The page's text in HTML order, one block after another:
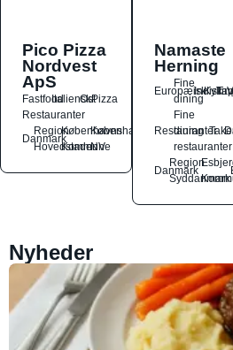
Pico Pizza
Nordvest
ApS
FastfoodItaliensk
OstPizza
Restauranter
Danmark
Region
Hovedstaden
Københavns
Kommune
København
NV
Namaste
Herning
Europæisk
Fine
dining
Indisk
Restauranter
Fine
dining
restauranter
Danmark
Region
Syddanmark
Nyheder